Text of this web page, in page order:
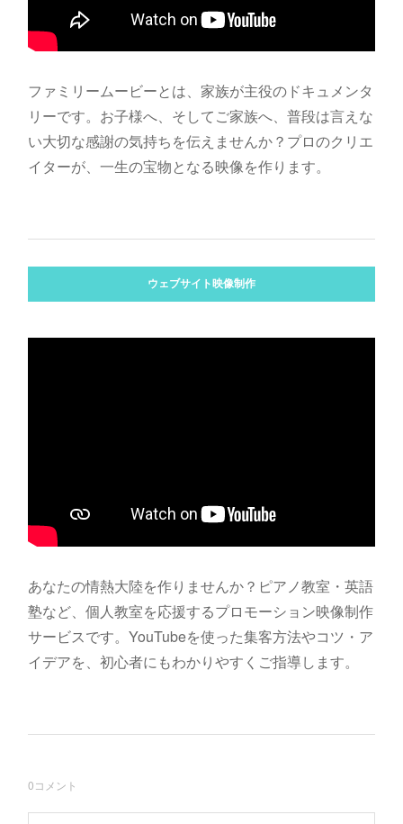
ファミリームービーとは、家族が主役のドキュメンタ
リーです。お子様へ、そしてご家族へ、普段は言えな
い大切な感謝の気持ちを伝えませんか？プロのクリエ
イターが、一生の宝物となる映像を作ります。
ウェブサイト映像制作
あなたの情熱大陸を作りませんか？ピアノ教室・英語
塾など、個人教室を応援するプロモーション映像制作
サービスです。YouTubeを使った集客方法やコツ・ア
イデアを、初心者にもわかりやすくご指導します。
0コメント